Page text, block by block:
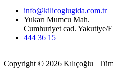
info@kilicoglugida.com.tr
Yukarı Mumcu Mah.
Cumhuriyet cad. Yakutiye/
444 36 15
Copyright © 2026 Kılıçoğlu | Tüm